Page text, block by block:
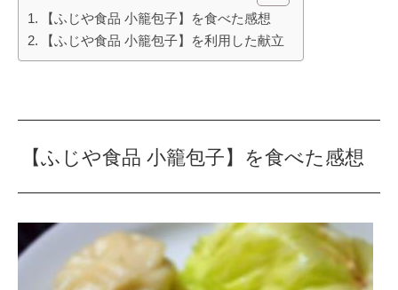
【ふじや食品 小籠包子】を食べた感想
【ふじや食品 小籠包子】を利用した献立
【ふじや食品 小籠包子】を食べた感想